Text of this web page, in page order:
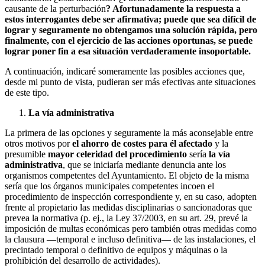
causante de la perturbación? Afortunadamente la respuesta a
estos interrogantes debe ser afirmativa; puede que sea difícil de
lograr y seguramente no obtengamos una solución rápida, pero
finalmente, con el ejercicio de las acciones oportunas, se puede
lograr poner fin a esa situación verdaderamente insoportable.
A continuación, indicaré someramente las posibles acciones que,
desde mi punto de vista, pudieran ser más efectivas ante situaciones
de este tipo.
La vía administrativa
La primera de las opciones y seguramente la más aconsejable entre
otros motivos porel ahorro de costes para él afectado y la
presumible mayor celeridad del procedimiento sería la vía
administrativa, que se iniciaría mediante denuncia ante los
organismos competentes del Ayuntamiento. El objeto de la misma
sería que los órganos municipales competentes incoen el
procedimiento de inspección correspondiente y, en su caso, adopten
frente al propietario las medidas disciplinarias o sancionadoras que
prevea la normativa (p. ej., la Ley 37/2003, en su art. 29, prevé la
imposición de multas económicas pero también otras medidas como
la clausura —temporal e incluso definitiva— de las instalaciones, el
precintado temporal o definitivo de equipos y máquinas o la
prohibición del desarrollo de actividades).